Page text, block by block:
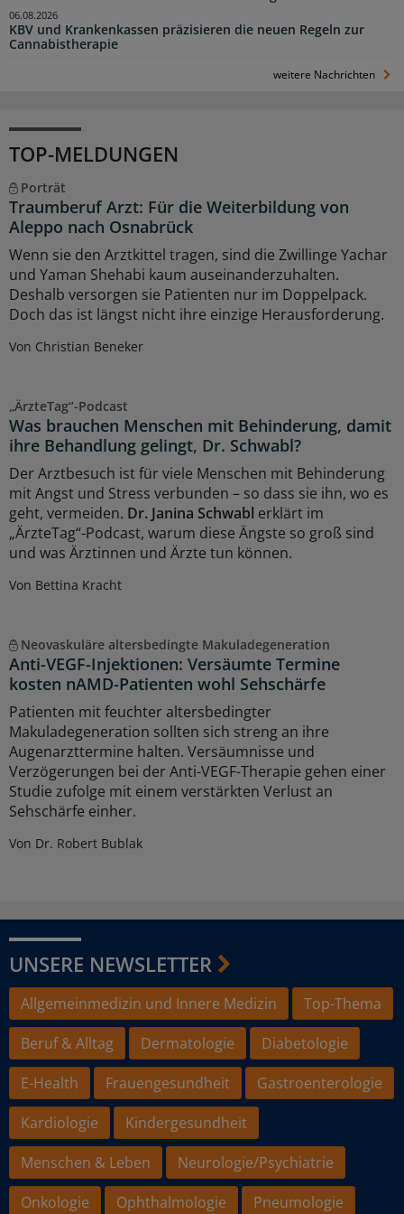
KBV und Krankenkassen präzisieren die neuen Regeln zur
Cannabistherapie
06.08.2026
weitere Nachrichten
TOP-MELDUNGEN
Porträt
Traumberuf Arzt: Für die Weiterbildung von
Aleppo nach Osnabrück
Wenn sie den Arztkittel tragen, sind die Zwillinge Yachar
und Yaman Shehabi kaum auseinanderzuhalten.
Deshalb versorgen sie Patienten nur im Doppelpack.
Doch das ist längst nicht ihre einzige Herausforderung.
Von Christian Beneker
„ÄrzteTag“-Podcast
Was brauchen Menschen mit Behinderung, damit
ihre Behandlung gelingt, Dr. Schwabl?
Der Arztbesuch ist für viele Menschen mit Behinderung
mit Angst und Stress verbunden – so dass sie ihn, wo es
geht, vermeiden. Dr. Janina Schwabl erklärt im
„ÄrzteTag“-Podcast, warum diese Ängste so groß sind
und was Ärztinnen und Ärzte tun können.
Von Bettina Kracht
Neovaskuläre altersbedingte Makuladegeneration
Anti-VEGF-Injektionen: Versäumte Termine
kosten nAMD-Patienten wohl Sehschärfe
Patienten mit feuchter altersbedingter
Makuladegeneration sollten sich streng an ihre
Augenarzttermine halten. Versäumnisse und
Verzögerungen bei der Anti-VEGF-Therapie gehen einer
Studie zufolge mit einem verstärkten Verlust an
Sehschärfe einher.
Von Dr. Robert Bublak
UNSERE NEWSLETTER
Allgemeinmedizin und Innere Medizin
Top-Thema
Beruf & Alltag
Dermatologie
Diabetologie
E-Health
Frauengesundheit
Gastroenterologie
Kardiologie
Kindergesundheit
Menschen & Leben
Neurologie/Psychiatrie
Onkologie
Ophthalmologie
Pneumologie